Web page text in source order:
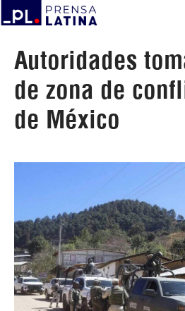
Autoridades
de zona de
de México